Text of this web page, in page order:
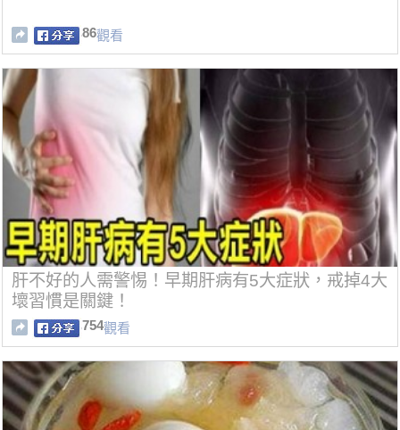
86觀看
肝不好的人需警惕！早期肝病有5大症狀，戒掉4大
壞習慣是關鍵！
754觀看